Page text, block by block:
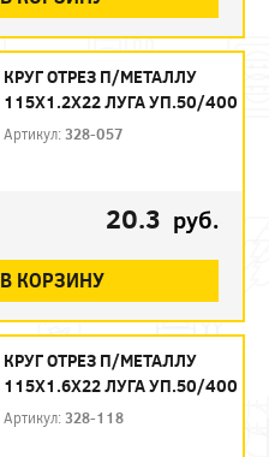
КРУГ ОТРЕЗ П/МЕТАЛЛУ
115Х1.2Х22 ЛУГА УП.50/400
Артикул: 328-057
20.3 руб.
В КОРЗИНУ
КРУГ ОТРЕЗ П/МЕТАЛЛУ
115Х1.6Х22 ЛУГА УП.50/400
Артикул: 328-118